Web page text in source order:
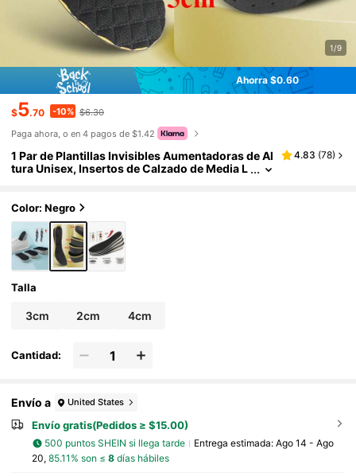
1/9
Ahorra $0.60
$5.70 -10% $6.30
Paga ahora, o en 4 pagos de $1.42
1 Par de Plantillas Invisibles Aumentadoras de Al
tura Unisex, Insertos de Calzado de Media L
atillas, Zapatos de Baloncesto, Botas
4.83 (78)
Color: Negro
Talla
3cm 2cm 4cm
Cantidad:
Envío a United States
Envío gratis(Pedidos ≥ $15.00)
500 puntos SHEIN si llega tarde Entrega estimada: Ago 14 - Ago
20, 85.11% son ≤ 8días hábiles